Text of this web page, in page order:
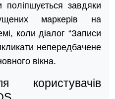
поліпшується завдяки
маркерів на
коли діалог “Записи
непередбачене
вікна.
користувачів